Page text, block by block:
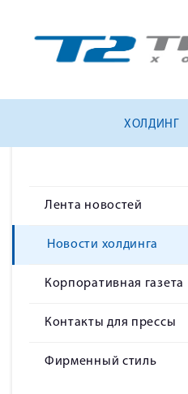
ХОЛДИНГ
Лента новостей
Новости холдинга
Корпоративная газета
Контакты для прессы
Фирменный стиль